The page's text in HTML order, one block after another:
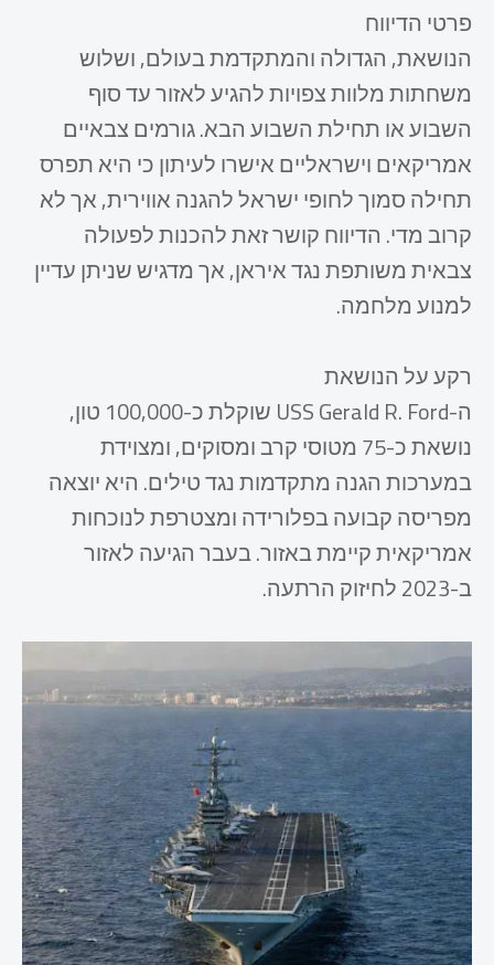
פרטי הדיווח
הנושאת, הגדולה והמתקדמת בעולם, ושלוש
משחתות מלוות צפויות להגיע לאזור עד סוף
השבוע או תחילת השבוע הבא. גורמים צבאיים
אמריקאים וישראליים אישרו לעיתון כי היא תפרס
תחילה סמוך לחופי ישראל להגנה אווירית, אך לא
קרוב מדי. הדיווח קושר זאת להכנות לפעולה
צבאית משותפת נגד איראן, אך מדגיש שניתן עדיין
למנוע מלחמה.
רקע על הנושאת
ה-USS Gerald R. Ford שוקלת כ-100,000 טון,
נושאת כ-75 מטוסי קרב ומסוקים, ומצוידת
במערכות הגנה מתקדמות נגד טילים. היא יוצאה
מפריסה קבועה בפלורידה ומצטרפת לנוכחות
אמריקאית קיימת באזור. בעבר הגיעה לאזור
ב-2023 לחיזוק הרתעה.